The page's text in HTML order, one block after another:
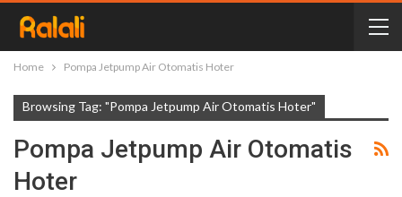
Home Pompa Jetpump Air Otomatis Hoter
Browsing Tag: "Pompa Jetpump Air Otomatis Hoter"
Pompa Jetpump Air Otomatis
Hoter